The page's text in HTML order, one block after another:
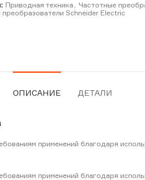
Приводная техника Частотные
Schneider Electric
ОПИСАНИЕ ДЕТАЛИ
применений благодаря
применений благодаря